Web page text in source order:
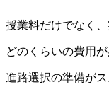
授業料だけでなく、
どのくらいの費用
進路選択の準備がス